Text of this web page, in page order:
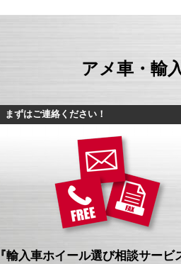
アメ車・輸
まずはご連絡ください！
『輸入車ホイール選び相談サービ